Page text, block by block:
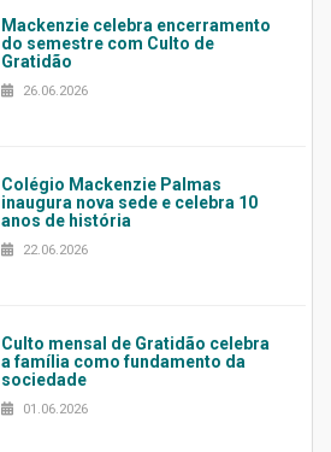
Mackenzie celebra encerramento
do semestre com Culto de
Gratidão
26.06.2026
Colégio Mackenzie Palmas
inaugura nova sede e celebra 10
anos de história
22.06.2026
Culto mensal de Gratidão celebra
a família como fundamento da
sociedade
01.06.2026